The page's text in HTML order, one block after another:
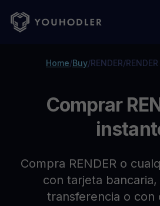
Home/Buy/RENDER/
Comprar
Compra RENDER o
con tarjeta bancaria,
transferencia o con